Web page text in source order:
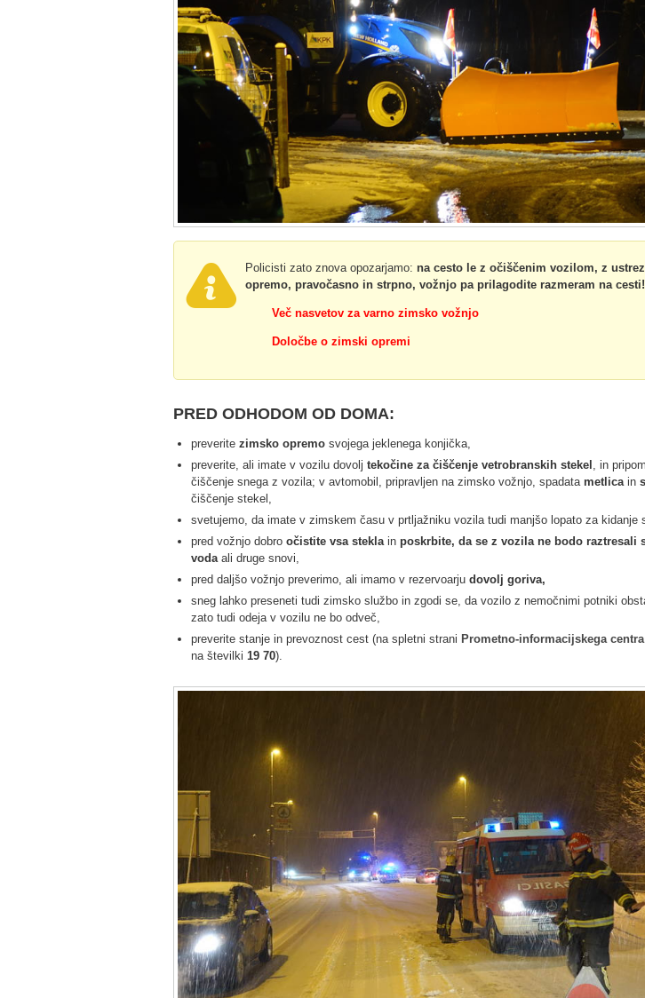
Policisti zato znova opozarjamo: na cesto le z očiščenim vozilom, z
opremo, pravočasno in strpno, vožnjo pa prilagodite razmeram na cesti!
Več nasvetov za varno zimsko vožnjo
Določbe o zimski opremi
PRED ODHODOM OD DOMA:
preverite zimsko opremosvojega jeklenega konjička,
preverite, ali imate v vozilu dovolj tekočine za čiščenje vetrobranskih stekel , in
čiščenje snega z vozila; v avtomobil, pripravljen na zimsko vožnjo, spadata metlicain
čiščenje stekel,
svetujemo, da imate v zimskem času v prtljažniku vozila tudi manjšo lopato za kidanje
pred vožnjo dobro očistite vsa steklain poskrbite, da se z vozila ne bodo raztresali
vodaali druge snovi,
pred daljšo vožnjo preverimo, ali imamo v rezervoarju dovolj goriva,
sneg lahko preseneti tudi zimsko službo in zgodi se, da vozilo z nemočnimi potniki
zato tudi odeja v vozilu ne bo odveč,
preverite stanje in prevoznost cest (na spletni strani Prometno-informacijskega centra
na številki 19 70).